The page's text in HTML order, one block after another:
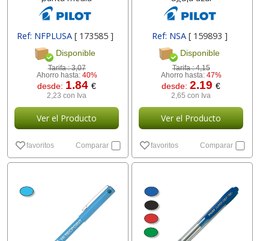
Ref: NFPLUSA [ 173585 ]
Disponible
Tarifa :3,07
Ahorro hasta: 40%
desde: 1.84€
2,23 con Iva
Ver el Producto
favoritos Comparar
Ref: NSA [ 159893 ]
Disponible
Tarifa :4,15
Ahorro hasta: 47%
desde:2.19€
2,65 con Iva
Ver el Producto
favoritos Comparar